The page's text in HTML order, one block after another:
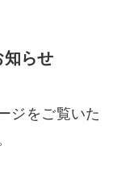
知らせ
ジをご覧いた